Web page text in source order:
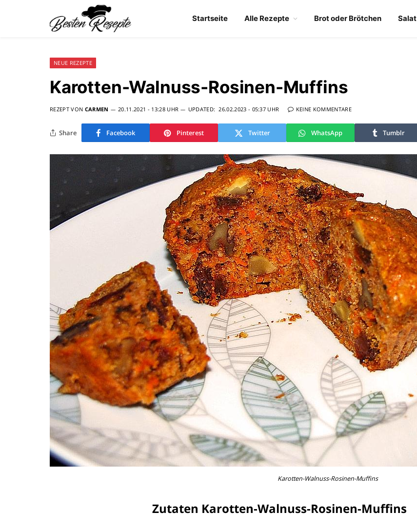
Startseite Alle Rezepte Brot oder Brötchen Salat
NEUE REZEPTE
Karotten-Walnuss-Rosinen-Muffins
REZEPT VON CARMEN 20.11.2021 - 13:28 UHR UPDATED: 26.02.2023 - 05:37 UHR KEINE KOMMENTARE
Share Facebook Pinterest Twitter WhatsApp Tumblr
Karotten-Walnuss-Rosinen-Muffins
Zutaten Karotten-Walnuss-Rosinen-Muffins